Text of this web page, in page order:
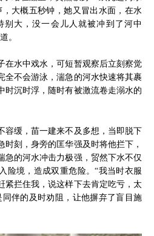
大概五秒钟，她又冒出水面，在水
别大，没一会儿人就被冲到了河中
。
在水中戏水，可短暂观察后立刻察觉
全不会游泳，湍急的河水快速将其裹
时沉时浮，随时有被激流卷走溺水的
容缓，苗一建来不及多想，当即脱下
刻，身旁的匡华强及时将他拦下，
急的河水冲击力极强，贸然下水不仅
险境，造成双重危险。“我当时衣服
紧拦住我，说这样下去肯定吃亏，太
伴的及时劝阻，让他摒弃了盲目施